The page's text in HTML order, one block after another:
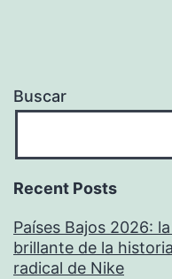
Buscar
Recent Posts
Países Bajos 2026:
brillante de la
radical de Nike